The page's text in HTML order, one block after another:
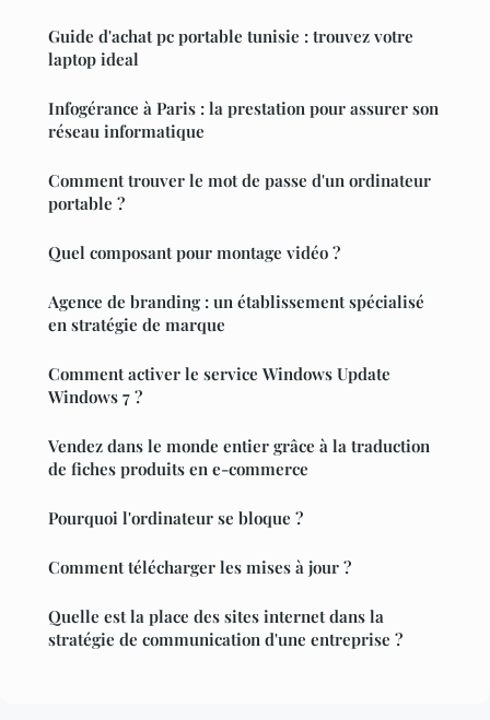
Guide d'achat pc portable tunisie : trouvez votre
laptop ideal
Infogérance à Paris : la prestation pour assurer son
réseau informatique
Comment trouver le mot de passe d'un ordinateur
portable ?
Quel composant pour montage vidéo ?
Agence de branding : un établissement spécialisé
en stratégie de marque
Comment activer le service Windows Update
Windows 7 ?
Vendez dans le monde entier grâce à la traduction
de fiches produits en e-commerce
Pourquoi l'ordinateur se bloque ?
Comment télécharger les mises à jour ?
Quelle est la place des sites internet dans la
stratégie de communication d'une entreprise ?